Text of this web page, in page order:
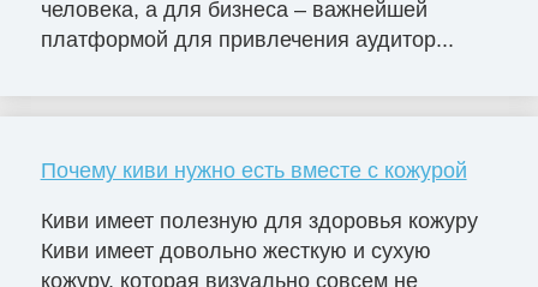
человека, а для бизнеса – важнейшей
платформой для привлечения аудитор...
Почему киви нужно есть вместе с кожурой
Киви имеет полезную для здоровья кожуру
Киви имеет довольно жесткую и сухую
кожуру, которая визуально совсем не